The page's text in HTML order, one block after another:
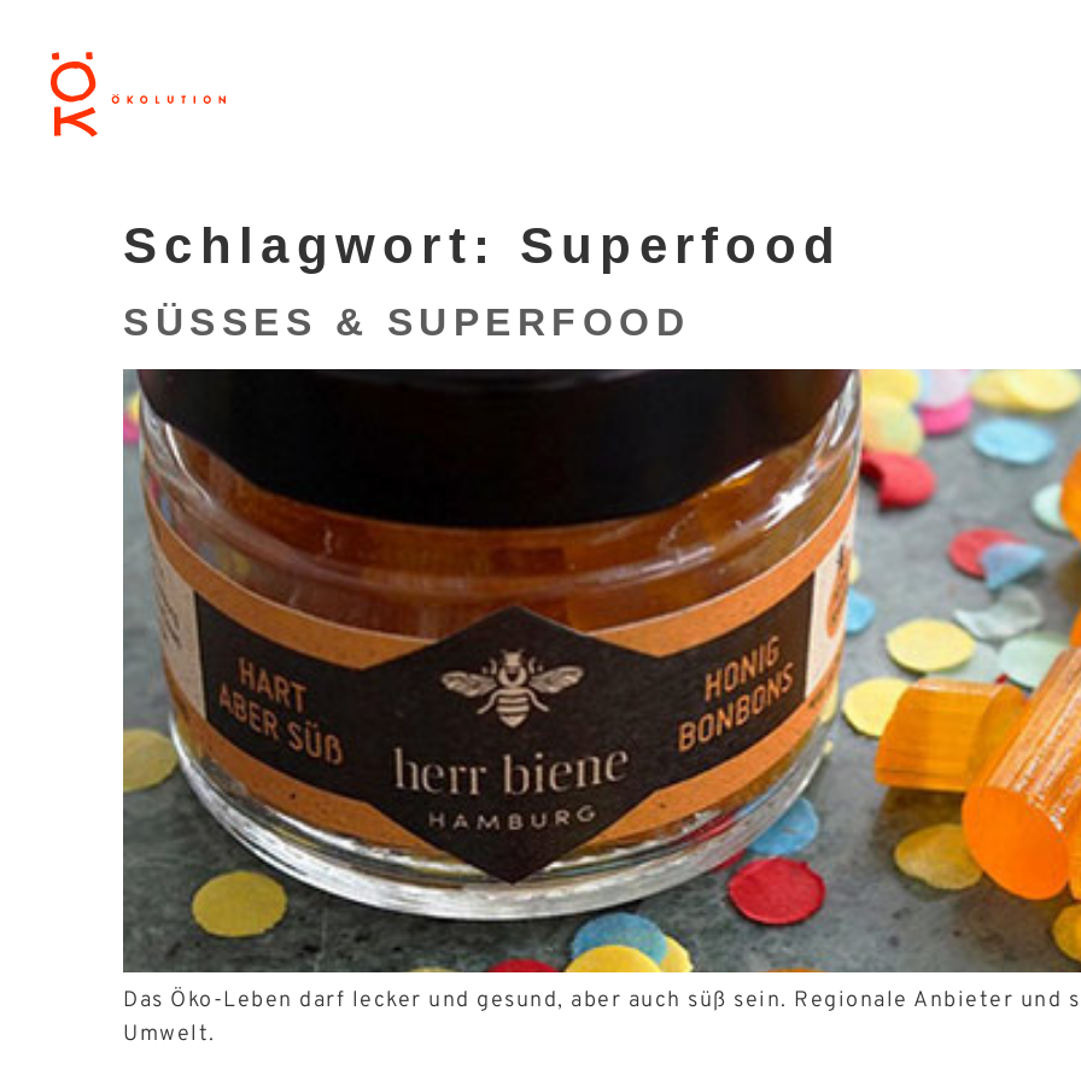
Schlagwort: Superfood
SÜSSES & SUPERFOOD
Das Öko-Leben darf lecker und gesund, aber auch süß sein. Regionale Anbieter und
Umwelt.